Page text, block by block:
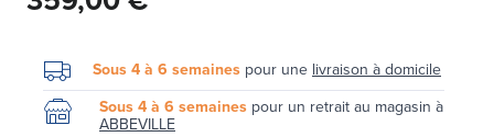
Sous 4 à 6 semaines pour une livraison à domicile
Sous 4 à 6 semaines pour un retrait au magasin à
ABBEVILLE